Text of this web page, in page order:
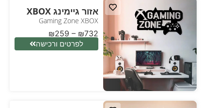
אזור גיימינג XBOX
Gaming Zone XBOX
₪259 – ₪732
לפרטים ורכישה